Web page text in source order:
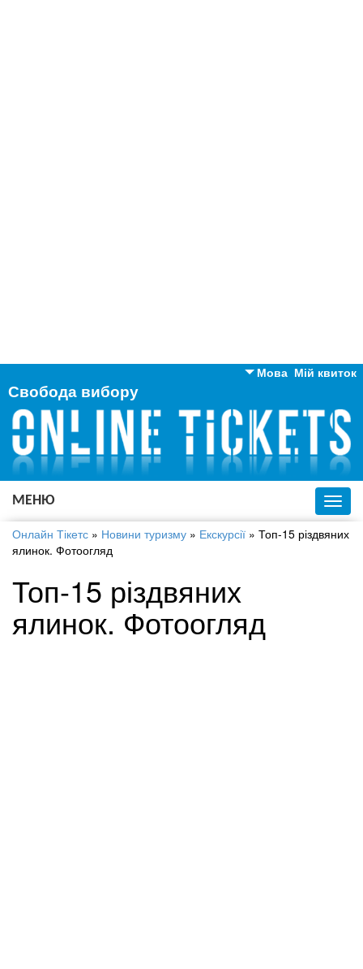
Мій квиток
Мова
Англійська
Російська
Українська
Свобода вибору
МЕНЮ
Онлайн Тікетс » Новини туризму » Екскурсії » Топ-15 різдвяних
ялинок. Фотоогляд
Топ-15 різдвяних
ялинок. Фотоогляд